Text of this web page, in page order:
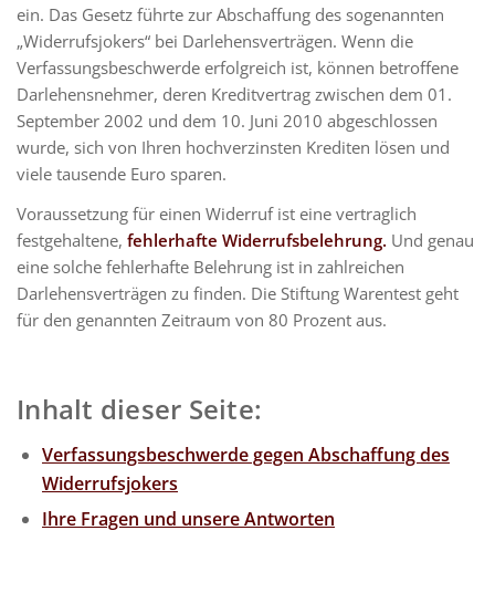
ein. Das Gesetz führte zur Abschaffung des sogenannten
„Widerrufsjokers“ bei Darlehensverträgen. Wenn die
Verfassungsbeschwerde erfolgreich ist, können betroffene
Darlehensnehmer, deren Kreditvertrag zwischen dem 01.
September 2002 und dem 10. Juni 2010 abgeschlossen
wurde, sich von Ihren hochverzinsten Krediten lösen und
viele tausende Euro sparen.
Voraussetzung für einen Widerruf ist eine vertraglich
festgehaltene, fehlerhafte Widerrufsbelehrung. Und genau
eine solche fehlerhafte Belehrung ist in zahlreichen
Darlehensverträgen zu finden. Die Stiftung Warentest geht
für den genannten Zeitraum von 80 Prozent aus.
Inhalt dieser Seite:
Verfassungsbeschwerde gegen Abschaffung des
Widerrufsjokers
Ihre Fragen und unsere Antworten